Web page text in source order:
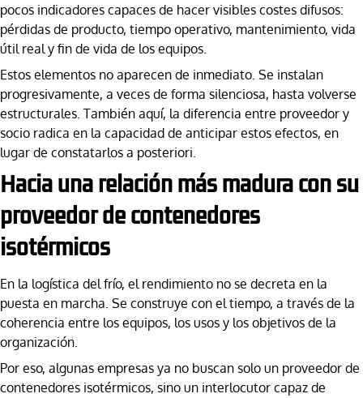
pocos indicadores capaces de hacer visibles costes difusos:
pérdidas de producto, tiempo operativo, mantenimiento, vida
útil real y fin de vida de los equipos.
Estos elementos no aparecen de inmediato. Se instalan
progresivamente, a veces de forma silenciosa, hasta volverse
estructurales. También aquí, la diferencia entre proveedor y
socio radica en la capacidad de anticipar estos efectos, en
lugar de constatarlos a posteriori.
Hacia una relación más madura con su
proveedor de contenedores
isotérmicos
En la logística del frío, el rendimiento no se decreta en la
puesta en marcha. Se construye con el tiempo, a través de la
coherencia entre los equipos, los usos y los objetivos de la
organización.
Por eso, algunas empresas ya no buscan solo un proveedor de
contenedores isotérmicos, sino un interlocutor capaz de